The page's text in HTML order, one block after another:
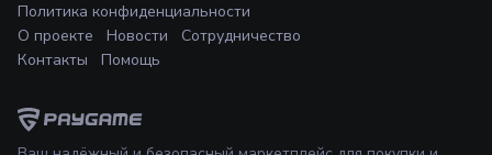
Политика конфиденциальности
О проекте
Новости
Сотрудничество
Контакты
Помощь